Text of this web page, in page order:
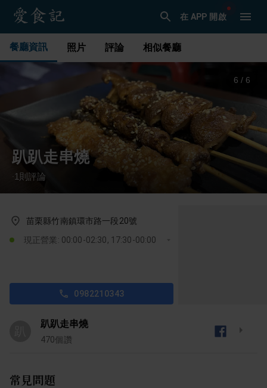
在 APP 開啟
餐廳資訊 照片 評論 相似餐廳
6 / 6
趴趴走串燒
· 1 則評論
苗栗縣竹南鎮環市路一段20號
現正營業: 00:00-02:30, 17:30-00:00
0982210343
趴趴走串燒
470個讚
常見問題